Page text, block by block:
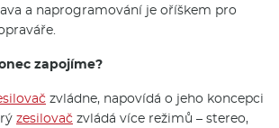
a naprogramování je oříškem pro
zapojíme?
zvládne, napovídá o jeho koncepci
zesilovač zvládá více režimů – stereo,